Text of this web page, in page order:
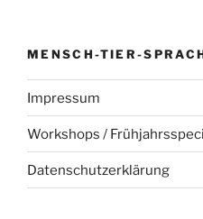
MENSCH-TIER-
Impressum
Workshops /
Datenschutzerklärung